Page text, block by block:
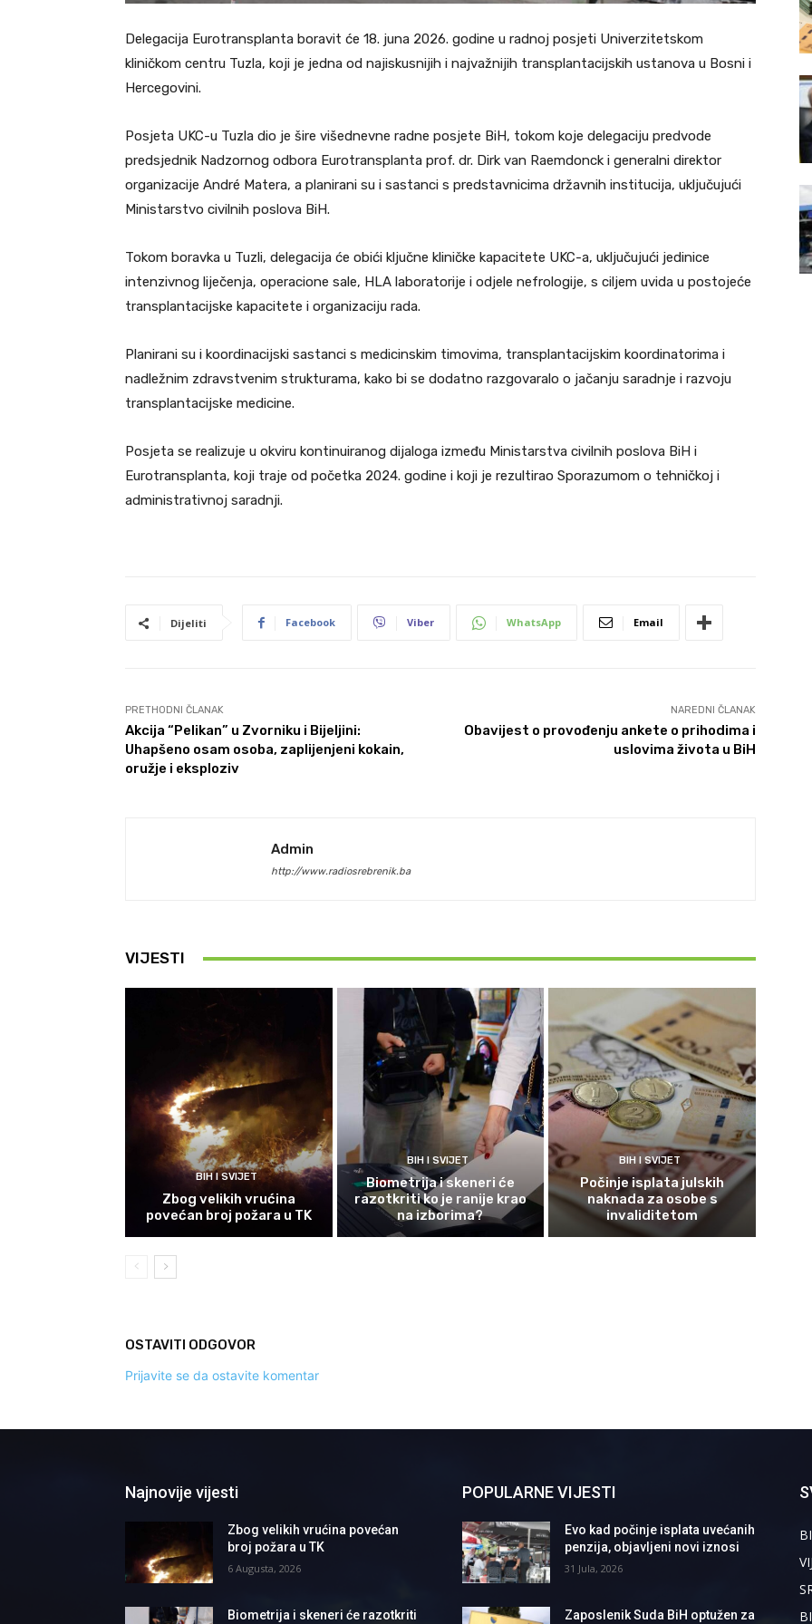
Delegacija Eurotransplanta boravit će 18. juna 2026. godine u radnoj posjeti Univerzitetskom
kliničkom centru Tuzla, koji je jedna od najiskusnijih i najvažnijih transplantacijskih ustanova u Bosni i
Hercegovini.
Posjeta UKC-u Tuzla dio je šire višednevne radne posjete BiH, tokom koje delegaciju predvode
predsjednik Nadzornog odbora Eurotransplanta prof. dr. Dirk van Raemdonck i generalni direktor
organizacije André Matera, a planirani su i sastanci s predstavnicima državnih institucija, uključujući
Ministarstvo civilnih poslova BiH.
Tokom boravka u Tuzli, delegacija će obići ključne kliničke kapacitete UKC-a, uključujući jedinice
intenzivnog liječenja, operacione sale, HLA laboratorije i odjele nefrologije, s ciljem uvida u postojeće
transplantacijske kapacitete i organizaciju rada.
Planirani su i koordinacijski sastanci s medicinskim timovima, transplantacijskim koordinatorima i
nadležnim zdravstvenim strukturama, kako bi se dodatno razgovaralo o jačanju saradnje i razvoju
transplantacijske medicine.
Posjeta se realizuje u okviru kontinuiranog dijaloga između Ministarstva civilnih poslova BiH i
Eurotransplanta, koji traje od početka 2024. godine i koji je rezultirao Sporazumom o tehničkoj i
administrativnoj saradnji.
Dijeliti Facebook Viber WhatsApp Email
PRETHODNI ČLANAK
Akcija “Pelikan” u Zvorniku i Bijeljini:
Uhapšeno osam osoba, zaplijenjeni kokain,
oružje i eksploziv
NAREDNI ČLANAK
Obavijest o provođenju ankete o prihodima i
uslovima života u BiH
Admin
http://www.radiosrebrenik.ba
VIJESTI
BIH I SVIJET
Zbog velikih vrućina
povećan broj požara u TK
BIH I SVIJET
Biometrija i skeneri će
razotkriti ko je ranije krao
na izborima?
BIH I SVIJET
Počinje isplata julskih
naknada za osobe s
invaliditetom
OSTAVITI ODGOVOR
Prijavite se da ostavite komentar
Najnovije vijesti
Zbog velikih vrućina povećan
broj požara u TK
6 Augusta, 2026
Biometrija i skeneri će razotkriti
POPULARNE VIJESTI
Evo kad počinje isplata uvećanih
penzija, objavljeni novi iznosi
31 Jula, 2026
Zaposlenik Suda BiH optužen za